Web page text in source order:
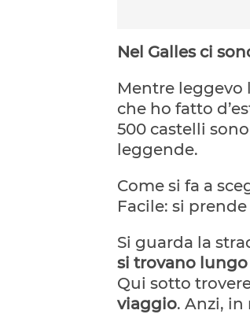
Nel Galles ci
Mentre leggevo
che ho fatto
500 castelli
leggende.
Come si fa a
Facile: si
Si guarda la
si trovano
Qui sotto
viaggio. Anzi, in